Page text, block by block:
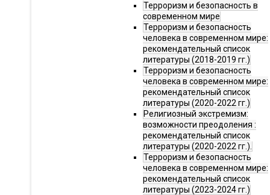
Терроризм и безопасность в
современном мире
Терроризм и безопасность
человека в современном мире:
рекомендательный список
литературы (2018-2019 гг.)
Терроризм и безопасность
человека в современном мире:
рекомендательный список
литературы (2020-2022 гг.)
Религиозный экстремизм:
возможности преодоления :
рекомендательный список
литературы (2020-2022 гг.).
Терроризм и безопасность
человека в современном мире:
рекомендательный список
литературы (2023-2024 гг.)